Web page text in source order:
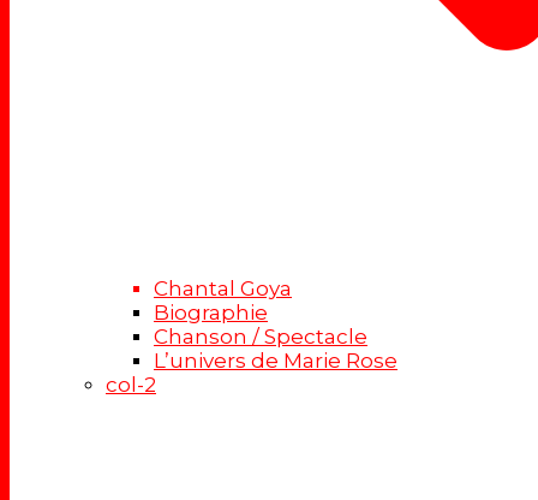
Chantal Goya
Biographie
Chanson / Spectacle
L’univers de Marie Rose
col-2